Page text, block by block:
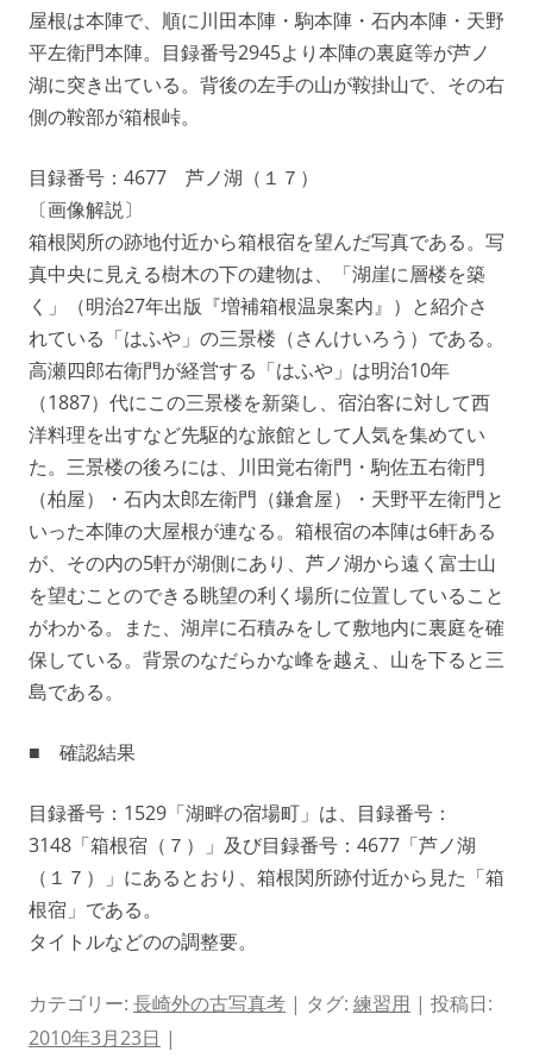
屋根は本陣で、順に川田本陣・駒本陣・石内本陣・天野
平左衛門本陣。目録番号2945より本陣の裏庭等が芦ノ
湖に突き出ている。背後の左手の山が鞍掛山で、その右
側の鞍部が箱根峠。
目録番号：4677 芦ノ湖（１７）
〔画像解説〕
箱根関所の跡地付近から箱根宿を望んだ写真である。写
真中央に見える樹木の下の建物は、「湖崖に層楼を築
く」（明治27年出版『増補箱根温泉案内』）と紹介さ
れている「はふや」の三景楼（さんけいろう）である。
高瀬四郎右衛門が経営する「はふや」は明治10年
（1887）代にこの三景楼を新築し、宿泊客に対して西
洋料理を出すなど先駆的な旅館として人気を集めてい
た。三景楼の後ろには、川田覚右衛門・駒佐五右衛門
（柏屋）・石内太郎左衛門（鎌倉屋）・天野平左衛門と
いった本陣の大屋根が連なる。箱根宿の本陣は6軒ある
が、その内の5軒が湖側にあり、芦ノ湖から遠く富士山
を望むことのできる眺望の利く場所に位置していること
がわかる。また、湖岸に石積みをして敷地内に裏庭を確
保している。背景のなだらかな峰を越え、山を下ると三
島である。
■ 確認結果
目録番号：1529「湖畔の宿場町」は、目録番号：
3148「箱根宿（７）」及び目録番号：4677「芦ノ湖
（１７）」にあるとおり、箱根関所跡付近から見た「箱
根宿」である。
タイトルなどのの調整要。
カテゴリー: 長崎外の古写真考 | タグ: 練習用 | 投稿日:
2010年3月23日 |